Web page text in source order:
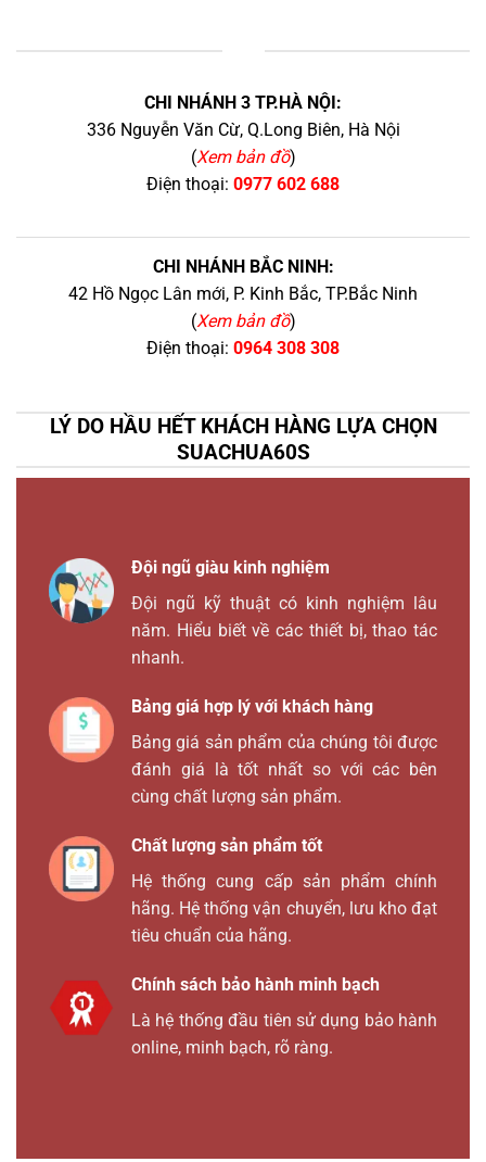
CHI NHÁNH 3 TP.HÀ NỘI:
336 Nguyễn Văn Cừ, Q.Long Biên, Hà Nội
(Xem bản đồ)
Điện thoại: 0977 602 688
CHI NHÁNH BẮC NINH:
42 Hồ Ngọc Lân mới, P. Kinh Bắc, TP.Bắc Ninh
(Xem bản đồ)
Điện thoại: 0964 308 308
LÝ DO HẦU HẾT KHÁCH HÀNG LỰA CHỌN
SUACHUA60S
Đội ngũ giàu kinh nghiệm
Đội ngũ kỹ thuật có kinh nghiệm lâu
năm. Hiểu biết về các thiết bị, thao tác
nhanh.
Bảng giá hợp lý với khách hàng
Bảng giá sản phẩm của chúng tôi được
đánh giá là tốt nhất so với các bên
cùng chất lượng sản phẩm.
Chất lượng sản phẩm tốt
Hệ thống cung cấp sản phẩm chính
hãng. Hệ thống vận chuyển, lưu kho đạt
tiêu chuẩn của hãng.
Chính sách bảo hành minh bạch
Là hệ thống đầu tiên sử dụng bảo hành
online, minh bạch, rõ ràng.